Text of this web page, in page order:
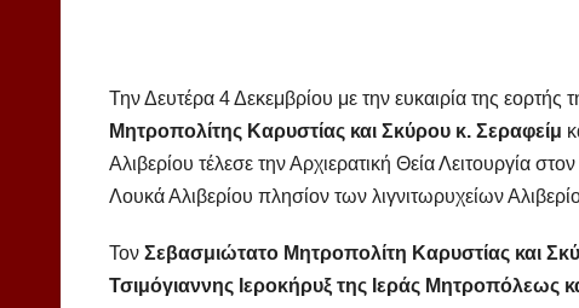
Την Δευτέρα 4 Δεκεμβρίου με την ευκαιρία της
Μητροπολίτης Καρυστίας και Σκύρου κ. Σεραφείμ
Αλιβερίου τέλεσε την Αρχιερατική Θεία Λειτουργία
Λουκά Αλιβερίου πλησίον των λιγνιτωρυχείων
Τον Σεβασμιώτατο Μητροπολίτη Καρυστίας και
Τσιμόγιαννης Ιεροκήρυξ της Ιεράς Μητροπόλεως